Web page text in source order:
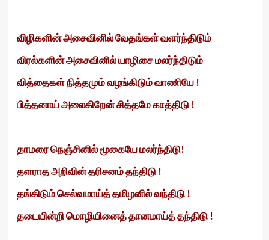
விழிகளின் அசைவினில் வேதங்கள் வளர்ந்திடும்
விரல்களின் அசைவினில் யாழிசை மலர்ந்திடும்
வித்தைகள் நித்தமும் வழங்கிடும் வாணியே !
பித்தனாய் அலைகிறேன் சித்தமே காத்திடு !
தாமரை நெஞ்சினில் மூகையே மலர்ந்திடு!
தளராத அறிவின் தரிசனம் தந்திடு !
தங்கிடும் செல்வமாய்த் தமிழனில் வந்திடு !
தடையின்றி மொழியினைத் தானமாய்த் தந்திடு !